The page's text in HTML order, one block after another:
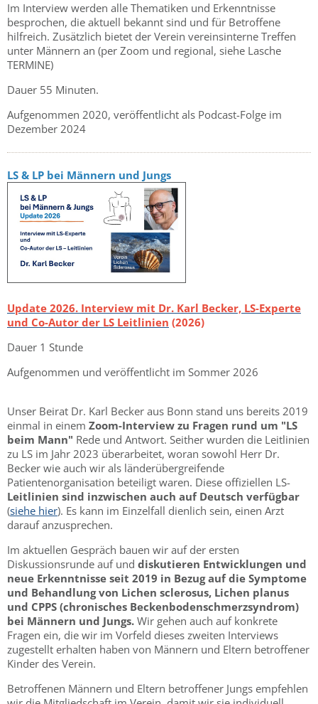
Im Interview werden alle Thematiken und Erkenntnisse
besprochen, die aktuell bekannt sind und für Betroffene
hilfreich. Zusätzlich bietet der Verein vereinsinterne Treffen
unter Männern an (per Zoom und regional, siehe Lasche
TERMINE)
Dauer 55 Minuten.
Aufgenommen 2020, veröffentlicht als Podcast-Folge im
Dezember 2024
LS & LP bei Männern und Jungs
Update 2026. Interview mit Dr. Karl Becker, LS-Experte
und Co-Autor der LS Leitlinien (2026)
Dauer 1 Stunde
Aufgenommen und veröffentlicht im Sommer 2026
Unser Beirat Dr. Karl Becker aus Bonn stand uns bereits 2019
einmal in einem Zoom-Interview zu Fragen rund um "LS
beim Mann" Rede und Antwort. Seither wurden die Leitlinien
zu LS im Jahr 2023 überarbeitet, woran sowohl Herr Dr.
Becker wie auch wir als länderübergreifende
Patientenorganisation beteiligt waren. Diese offiziellen LS-
Leitlinien sind inzwischen auch auf Deutsch verfügbar
(siehe hier). Es kann im Einzelfall dienlich sein, einen Arzt
darauf anzusprechen.
Im aktuellen Gespräch bauen wir auf der ersten
Diskussionsrunde auf und diskutieren Entwicklungen und
neue Erkenntnisse seit 2019 in Bezug auf die Symptome
und Behandlung von Lichen sclerosus, Lichen planus
und CPPS (chronisches Beckenbodenschmerzsyndrom)
bei Männern und Jungs. Wir gehen auch auf konkrete
Fragen ein, die wir im Vorfeld dieses zweiten Interviews
zugestellt erhalten haben von Männern und Eltern betroffener
Kinder des Verein.
Betroffenen Männern und Eltern betroffener Jungs empfehlen